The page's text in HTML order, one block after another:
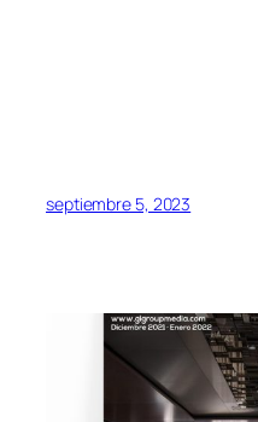
septiembre 5, 2023